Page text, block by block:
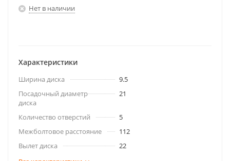
Нет в наличии
Характеристики
Ширина диска
9.5
Посадочный диаметр
диска
21
Количество отверстий
5
Межболтовое расстояние
112
Вылет диска
22